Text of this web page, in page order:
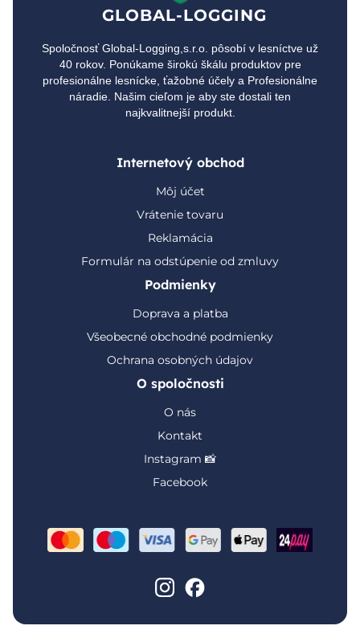
GLOBAL-LOGGING
Spoločnosť Global-Logging,s.r.o. pôsobí v lesníctve už
40 rokov. Ponúkame širokú škálu produktov pre
profesionálne lesnícke, ťažobné účely a Profesionálne
náradie. Našim cieľom je aby ste dostali ten
najkvalitnejší produkt.
Internetový obchod
Môj účet
Vrátenie tovaru
Reklamácia
Formulár na odstúpenie od zmluvy
Podmienky
Doprava a platba
Všeobecné obchodné podmienky
Ochrana osobných údajov
O spoločnosti
O nás
Kontakt
Instagram 📸
Facebook